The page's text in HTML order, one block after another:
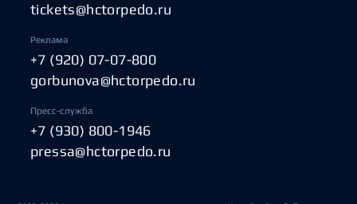
tickets@hctorpedo.ru
Реклама
+7 (920) 07-07-800
gorbunova@hctorpedo.ru
Пресс-служба
+7 (930) 800-1946
pressa@hctorpedo.ru